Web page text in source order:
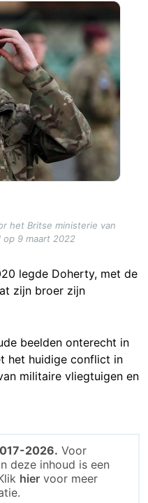
het Britse ministerie van
9 maart 2022
legde Doherty, met de
zijn broer zijn
beelden onterecht in
het huidige conflict in
militaire vliegtuigen en
2026. Voor
deze inhoud is een
hiervoor meer